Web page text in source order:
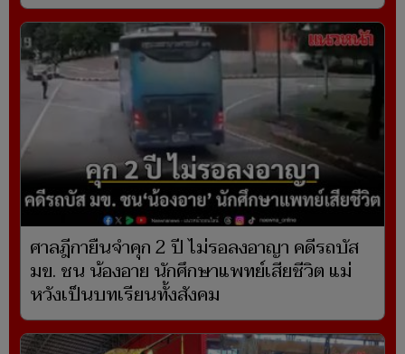
ศาลฎีกายืนจำคุก 2 ปี ไม่รอลงอาญา คดีรถบัส
มข. ชน น้องอาย นักศึกษาแพทย์เสียชีวิต แม่
หวังเป็นบทเรียนทั้งสังคม